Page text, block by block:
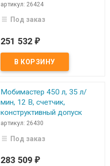
артикул: 26424
Под заказ
251 532 ₽
Мобимастер 450 л, 35 л/
мин, 12 В, счетчик,
конструктивный допуск
артикул: 26430
Под заказ
283 509 ₽